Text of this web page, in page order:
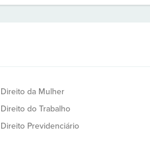
Direito da Mulher
Direito do Trabalho
Direito Previdenciário